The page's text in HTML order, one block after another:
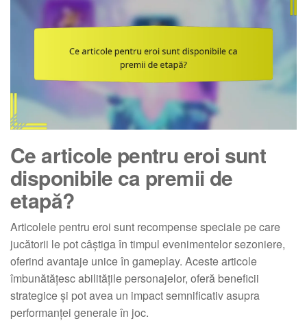
Ce articole pentru eroi sunt
disponibile ca premii de
etapă?
Articolele pentru eroi sunt recompense speciale pe care
jucătorii le pot câștiga în timpul evenimentelor sezoniere,
oferind avantaje unice în gameplay. Aceste articole
îmbunătățesc abilitățile personajelor, oferă beneficii
strategice și pot avea un impact semnificativ asupra
performanței generale în joc.